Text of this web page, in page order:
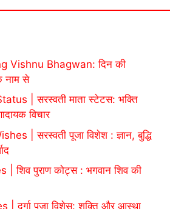
Vishnu Bhagwan: दिन की
नाम से
| सरस्वती माता स्टेटस: भक्ति
विचार
| सरस्वती पूजा विशेश : ज्ञान, बुद्धि
शिव पुराण कोट्स : भगवान शिव की
दुर्गा पूजा विशेस: शक्ति और आस्था